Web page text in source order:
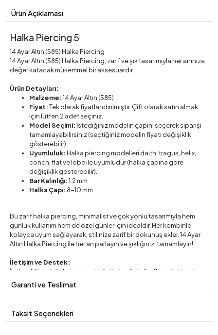
Ürün Açıklaması
Halka Piercing 5
14 Ayar Altın (585) Halka Piercing
14 Ayar Altın (585) Halka Piercing, zarif ve şık tasarımıyla her anınıza
değer katacak mükemmel bir aksesuardır.
Ürün Detayları:
Malzeme:14 Ayar Altın (585)
Fiyat:Tek olarak fiyatlandırılmıştır. Çift olarak satın almak
için lütfen 2 adet seçiniz.
Model Seçimi: İstediğiniz modelin çapını seçerek siparişi
tamamlayabilirsiniz (seçtiğiniz modelin fiyatı değişiklik
gösterebilir).
Uyumluluk:Halka piercing modelleri daıth, tragus, helix,
conch, flat ve lobe ile uyumludur (halka çapına göre
değişiklik gösterebilir).
Bar Kalınlığı:1.2 mm
Halka Çapı: 8-10 mm
Bu zarif halka piercing, minimalist ve çok yönlü tasarımıyla hem
günlük kullanım hem de özel günler için idealdir. Her kombinle
kolayca uyum sağlayarak, stilinize zarif bir dokunuş ekler. 14 Ayar
Altın Halka Piercing ile her an parlayın ve şıklığınızı tamamlayın!
İletişim ve Destek:
İlgilendiğiniz ürünlerin detaylı bilgileri ve fotoğrafları için bizimle
iletişime geçebilirsiniz. Her türlü sorunuz için müşteri
hizmetlerimizle iletişime geçmekten çekinmeyin.
Garanti ve Teslimat
Taksit Seçenekleri